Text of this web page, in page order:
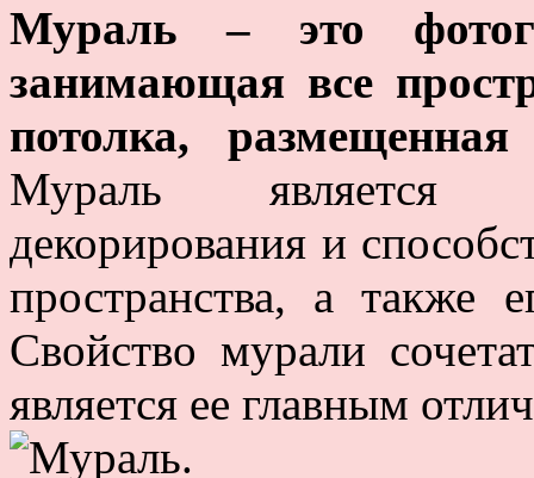
Мураль – это
занимающая все
потолка,
Мураль является
декорирования и
пространства, а также
Свойство мурали
является ее главным